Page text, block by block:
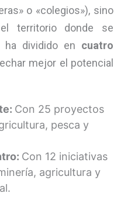
o «colegios»), sino
territorio donde se
ha dividido en cuatro
mejor el potencial
Con 25 proyectos
pesca y
Con 12 iniciativas
agricultura y